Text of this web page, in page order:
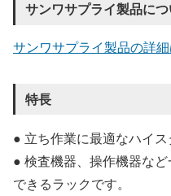
サンワサプライ製品につ
サンワサプライ製品の詳
特長
● 立ち作業に最適なハイス
● 検査機器、操作機器な
できるラックです。